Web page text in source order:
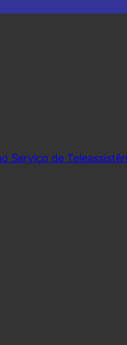
Serviço de